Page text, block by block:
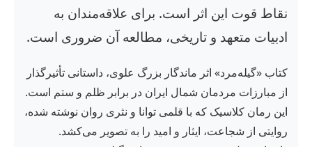
نقاط قوت این اثر است. برای علاقه‌مندان به
ادبیات متعهد و تاریخی، مطالعه آن ضروری است.
کتاب «گیله‌مرد» اثر ماندگار بزرگ علوی، داستانی تأثیرگذار
از مبارزات مردمان شمال ایران در برابر ظلم و ستم است.
این رمان کلاسیک که با قلمی توانا و نثری روان نوشته شده،
روایتی از شجاعت، ایثار و امید را به تصویر می‌کشد.